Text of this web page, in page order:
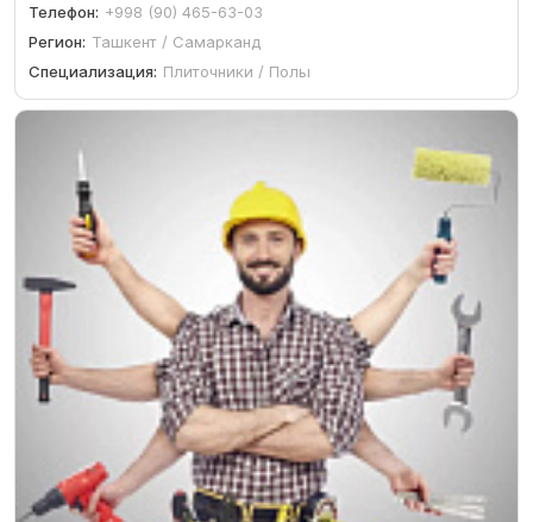
Телефон: +998 (90) 465-63-03
Регион: Ташкент / Самарканд
Специализация: Плиточники / Полы